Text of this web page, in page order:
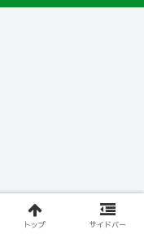
トップ サイドバー